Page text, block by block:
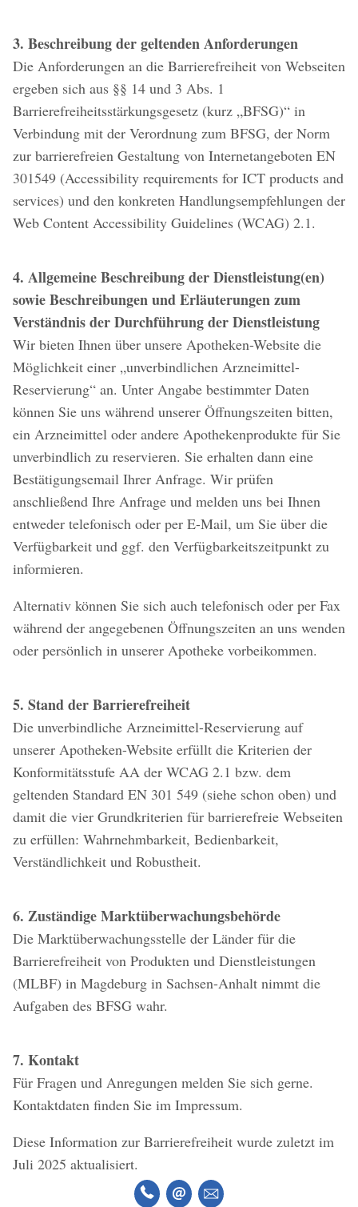
3. Beschreibung der geltenden Anforderungen
Die Anforderungen an die Barrierefreiheit von Webseiten
ergeben sich aus §§ 14 und 3 Abs. 1
Barrierefreiheitsstärkungsgesetz (kurz „BFSG)“ in
Verbindung mit der Verordnung zum BFSG, der Norm
zur barrierefreien Gestaltung von Internetangeboten EN
301549 (Accessibility requirements for ICT products and
services) und den konkreten Handlungsempfehlungen der
Web Content Accessibility Guidelines (WCAG) 2.1.
4. Allgemeine Beschreibung der Dienstleistung(en)
sowie Beschreibungen und Erläuterungen zum
Verständnis der Durchführung der Dienstleistung
Wir bieten Ihnen über unsere Apotheken-Website die
Möglichkeit einer „unverbindlichen Arzneimittel-
Reservierung“ an. Unter Angabe bestimmter Daten
können Sie uns während unserer Öffnungszeiten bitten,
ein Arzneimittel oder andere Apothekenprodukte für Sie
unverbindlich zu reservieren. Sie erhalten dann eine
Bestätigungsemail Ihrer Anfrage. Wir prüfen
anschließend Ihre Anfrage und melden uns bei Ihnen
entweder telefonisch oder per E-Mail, um Sie über die
Verfügbarkeit und ggf. den Verfügbarkeitszeitpunkt zu
informieren.
Alternativ können Sie sich auch telefonisch oder per Fax
während der angegebenen Öffnungszeiten an uns wenden
oder persönlich in unserer Apotheke vorbeikommen.
5. Stand der Barrierefreiheit
Die unverbindliche Arzneimittel-Reservierung auf
unserer Apotheken-Website erfüllt die Kriterien der
Konformitätsstufe AA der WCAG 2.1 bzw. dem
geltenden Standard EN 301 549 (siehe schon oben) und
damit die vier Grundkriterien für barrierefreie Webseiten
zu erfüllen: Wahrnehmbarkeit, Bedienbarkeit,
Verständlichkeit und Robustheit.
6. Zuständige Marktüberwachungsbehörde
Die Marktüberwachungsstelle der Länder für die
Barrierefreiheit von Produkten und Dienstleistungen
(MLBF) in Magdeburg in Sachsen-Anhalt nimmt die
Aufgaben des BFSG wahr.
7. Kontakt
Für Fragen und Anregungen melden Sie sich gerne.
Kontaktdaten finden Sie im Impressum.
Diese Information zur Barrierefreiheit wurde zuletzt im
Juli 2025 aktualisiert.